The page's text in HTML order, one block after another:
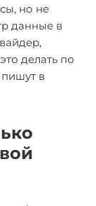
но не
данные в
делать по
в